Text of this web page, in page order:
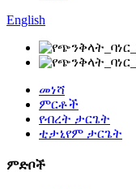
English
መነሻ
ምርቶች
የብረት ታርጌት
ቲታኒየም ታርጌት
ምድቦች